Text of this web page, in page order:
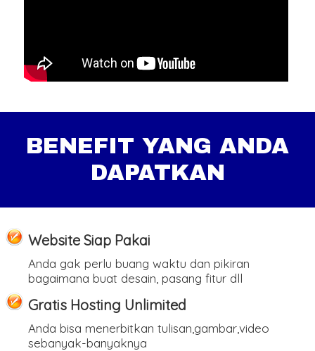
BENEFIT YANG ANDA
DAPATKAN
Website Siap Pakai
Anda gak perlu buang waktu dan pikiran
bagaimana buat desain, pasang fitur dll
Gratis Hosting Unlimited
Anda bisa menerbitkan tulisan,gambar,video
sebanyak-banyaknya